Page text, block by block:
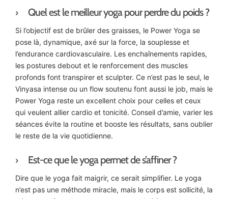
Quel est le meilleur yoga pour perdre du poids ?
Si l’objectif est de brûler des graisses, le Power Yoga se
pose là, dynamique, axé sur la force, la souplesse et
l’endurance cardiovasculaire. Les enchaînements rapides,
les postures debout et le renforcement des muscles
profonds font transpirer et sculpter. Ce n’est pas le seul, le
Vinyasa intense ou un flow soutenu font aussi le job, mais le
Power Yoga reste un excellent choix pour celles et ceux
qui veulent allier cardio et tonicité. Conseil d’amie, varier les
séances évite la routine et booste les résultats, sans oublier
le reste de la vie quotidienne.
Est-ce que le yoga permet de s’affiner ?
Dire que le yoga fait maigrir, ce serait simplifier. Le yoga
n’est pas une méthode miracle, mais le corps est sollicité, la